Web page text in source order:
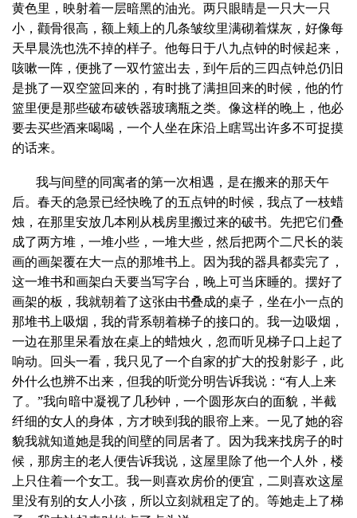
黄色里，映射着一层暗黑的油光。两只眼睛是一只大一只
小，颧骨很高，额上颊上的几条皱纹里满砌着煤灰，好像每
天早晨洗也洗不掉的样子。他每日于八九点钟的时候起来，
咳嗽一阵，便挑了一双竹篮出去，到午后的三四点钟总仍旧
是挑了一双空篮回来的，有时挑了满担回来的时候，他的竹
篮里便是那些破布破铁器玻璃瓶之类。像这样的晚上，他必
要去买些酒来喝喝，一个人坐在床沿上瞎骂出许多不可捉摸
的话来。
我与间壁的同寓者的第一次相遇，是在搬来的那天午
后。春天的急景已经快晚了的五点钟的时候，我点了一枝蜡
烛，在那里安放几本刚从栈房里搬过来的破书。先把它们叠
成了两方堆，一堆小些，一堆大些，然后把两个二尺长的装
画的画架覆在大一点的那堆书上。因为我的器具都卖完了，
这一堆书和画架白天要当写字台，晚上可当床睡的。摆好了
画架的板，我就朝着了这张由书叠成的桌子，坐在小一点的
那堆书上吸烟，我的背系朝着梯子的接口的。我一边吸烟，
一边在那里呆看放在桌上的蜡烛火，忽而听见梯子口上起了
响动。回头一看，我只见了一个自家的扩大的投射影子，此
外什么也辨不出来，但我的听觉分明告诉我说：“有人上来
了。”我向暗中凝视了几秒钟，一个圆形灰白的面貌，半截
纤细的女人的身体，方才映到我的眼帘上来。一见了她的容
貌我就知道她是我的间壁的同居者了。因为我来找房子的时
候，那房主的老人便告诉我说，这屋里除了他一个人外，楼
上只住着一个女工。我一则喜欢房价的便宜，二则喜欢这屋
里没有别的女人小孩，所以立刻就租定了的。等她走上了梯